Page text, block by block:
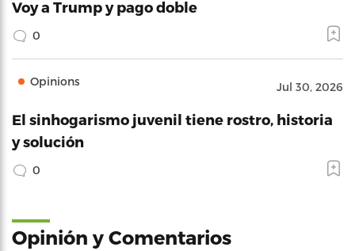
Voy a Trump y pago doble
0
Opinions Jul 30, 2026
El sinhogarismo juvenil tiene rostro, historia
y solución
0
Opinión y Comentarios